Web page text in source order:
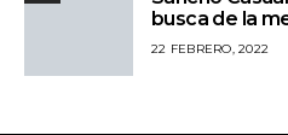
busca de la
22 FEBRERO, 2022